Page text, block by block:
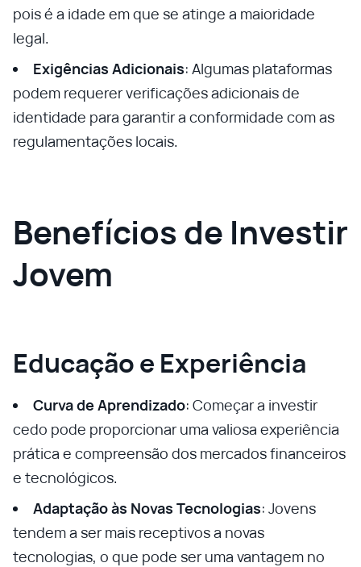
pois é a idade em que se atinge a maioridade
legal.
Exigências Adicionais: Algumas plataformas
podem requerer verificações adicionais de
identidade para garantir a conformidade com as
regulamentações locais.
Benefícios de Investir
Jovem
Educação e Experiência
Curva de Aprendizado: Começar a investir
cedo pode proporcionar uma valiosa experiência
prática e compreensão dos mercados financeiros
e tecnológicos.
Adaptação às Novas Tecnologias: Jovens
tendem a ser mais receptivos a novas
tecnologias, o que pode ser uma vantagem no